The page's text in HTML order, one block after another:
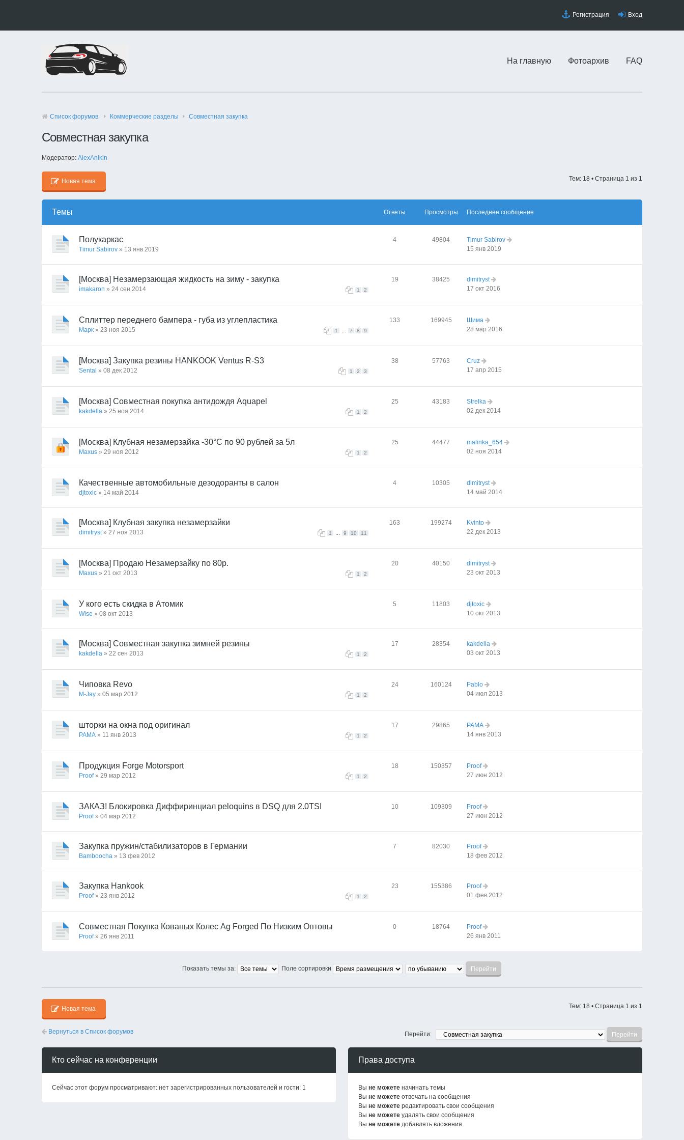
Регистрация Вход
На главную Фотоархив FAQ
Список форумов Коммерческие разделы Совместная закупка
Совместная закупка
Модератор: AlexAnikin
Новая тема Тем: 18 • Страница 1 из 1
Темы Ответы Просмотры Последнее сообщение
Полукаркас
Timur Sabirov » 13 янв 2019
4 49804
Timur Sabirov
15 янв 2019
[Москва] Незамерзающая жидкость на зиму - закупка
1 2
imakaron » 24 сен 2014
19 38425
dimitryst
17 окт 2016
Сплиттер переднего бампера - губа из углепластика
1 7 8 9
Марк » 23 ноя 2015
133 169945
Шима
28 мар 2016
[Москва] Закупка резины HANKOOK Ventus R-S3
1 2 3
Sental » 08 дек 2012
38 57763
Cruz
17 апр 2015
[Москва] Совместная покупка антидождя Aquapel
1 2
kakdella » 25 ноя 2014
25 43183
Strelka
02 дек 2014
[Москва] Клубная незамерзайка -30°С по 90 рублей за 5л
1 2
Maxus » 29 ноя 2012
25 44477
malinka_654
02 ноя 2014
Качественные автомобильные дезодоранты в салон
djtoxic » 14 май 2014
4 10305
dimitryst
14 май 2014
[Москва] Клубная закупка незамерзайки
1 9 10 11
dimitryst» 27 ноя 2013
163 199274
Kvinto
22 дек 2013
[Москва] Продаю Незамерзайку по 80р.
1 2
Maxus » 21 окт 2013
20 40150
dimitryst
23 окт 2013
У кого есть скидка в Атомик
Wise » 08 окт 2013
5 11803
djtoxic
10 окт 2013
[Москва] Совместная закупка зимней резины
1 2
kakdella » 22 сен 2013
17 28354
kakdella
03 окт 2013
Чиповка Revo
1 2
M-Jay » 05 мар 2012
24 160124
Pablo
04 июл 2013
шторки на окна под оригинал
1 2
PAMA » 11 янв 2013
17 29865
PAMA
14 янв 2013
Продукция Forge Motorsport
1 2
Proof» 29 мар 2012
18 150357
Proof
27 июн 2012
ЗАКАЗ! Блокировка Диффиринциал peloquins в DSQ для 2.0TSI
Proof» 04 мар 2012
10 109309
Proof
27 июн 2012
Закупка пружин/стабилизаторов в Германии
Bamboocha » 13 фев 2012
7 82030
Proof
18 фев 2012
Закупка Hankook
1 2
Proof» 23 янв 2012
23 155386
Proof
01 фев 2012
Совместная Покупка Кованых Колес Ag Forged По Низким Оптовы
Proof» 26 янв 2011
0 18764
Proof
26 янв 2011
Показать темы за: Поле сортировки
Новая тема Тем: 18 • Страница 1 из 1
Вернуться в Список форумов Перейти:
Кто сейчас на конференции
Сейчас этот форум просматривают: нет зарегистрированных пользователей и гости: 1
Права доступа
Вы не можетеначинать темы
Вы не можетеотвечать на сообщения
Вы не можетередактировать свои сообщения
Вы не можетеудалять свои сообщения
Вы не можетедобавлять вложения